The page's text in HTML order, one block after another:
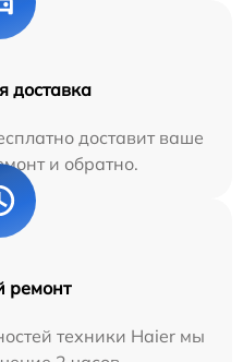
доставка
доставит ваше
и обратно.
ремонт
техники Haier мы